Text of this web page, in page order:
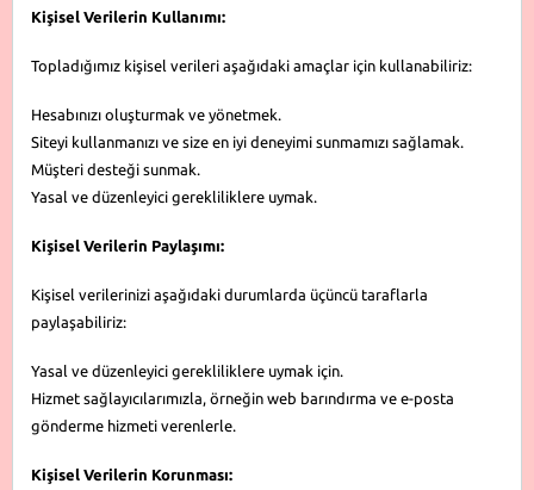
Kişisel Verilerin Kullanımı:
Topladığımız kişisel verileri aşağıdaki amaçlar için kullanabiliriz:
Hesabınızı oluşturmak ve yönetmek.
Siteyi kullanmanızı ve size en iyi deneyimi sunmamızı sağlamak.
Müşteri desteği sunmak.
Yasal ve düzenleyici gerekliliklere uymak.
Kişisel Verilerin Paylaşımı:
Kişisel verilerinizi aşağıdaki durumlarda üçüncü taraflarla
paylaşabiliriz:
Yasal ve düzenleyici gerekliliklere uymak için.
Hizmet sağlayıcılarımızla, örneğin web barındırma ve e-posta
gönderme hizmeti verenlerle.
Kişisel Verilerin Korunması: